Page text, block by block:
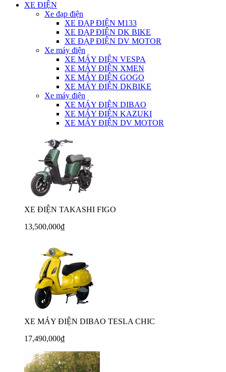
XE ĐIỆN
Xe đạp điện
XE ĐẠP ĐIỆN M133
XE ĐẠP ĐIỆN DK BIKE
XE ĐẠP ĐIỆN DV MOTOR
Xe máy điện
XE MÁY ĐIỆN VESPA
XE MÁY ĐIỆN XMEN
XE MÁY ĐIỆN GOGO
XE MÁY ĐIỆN DKBIKE
Xe máy điện
XE MÁY ĐIỆN DIBAO
XE MÁY ĐIỆN KAZUKI
XE MÁY ĐIỆN DV MOTOR
XE ĐIỆN TAKASHI FIGO
13,500,000₫
XE MÁY ĐIỆN DIBAO TESLA CHIC
17,490,000₫